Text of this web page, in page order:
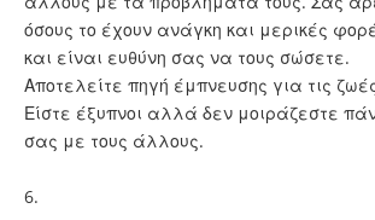
όσους το έχουν ανάγκη και μερικές
και είναι ευθύνη σας να τους σώσετε.
Αποτελείτε πηγή έμπνευσης για τις
Είστε έξυπνοι αλλά δεν μοιράζεστε
σας με τους άλλους.
6.